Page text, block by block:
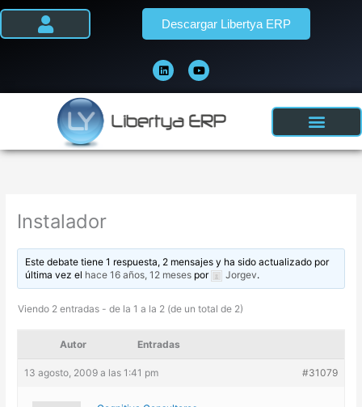
Ir
i
n
k
e
i
n
o
u
t
u
e
Descargar Libertya ERP
Instalador
Este debate tiene 1 respuesta, 2 mensajes y ha sido actualizado por
última vez el hace 16 años, 12 meses por Jorgev.
Viendo 2 entradas - de la 1 a la 2 (de un total de 2)
Autor Entradas
13 agosto, 2009 a las 1:41 pm #31079